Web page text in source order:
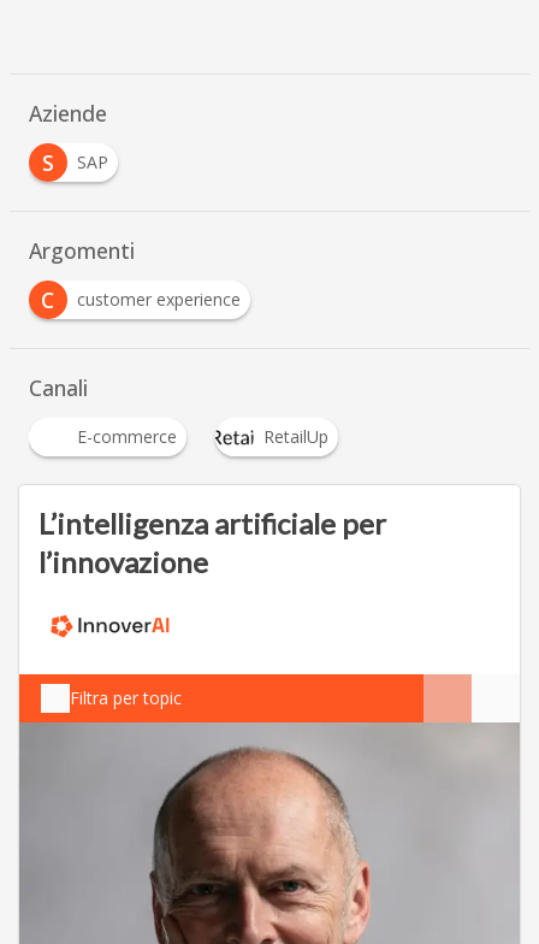
Aziende
S
SAP
Argomenti
C
customer experience
Canali
E-commerce RetailUp
L’intelligenza artificiale per
l’innovazione
Filtra per topic